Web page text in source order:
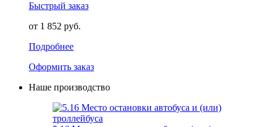
Быстрый заказ
от 1 852 руб.
Подробнее
Оформить заказ
Наше производство